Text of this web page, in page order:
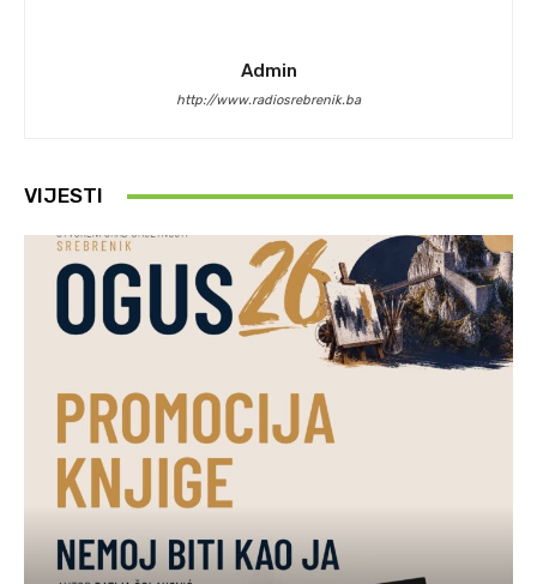
Admin
http://www.radiosrebrenik.ba
VIJESTI